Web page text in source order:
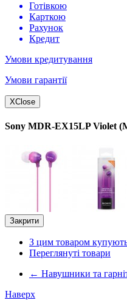
Готівкою
Карткою
Рахунок
Кредит
Умови кредитування
Умови гарантії
XClose
Sony MDR-EX15LP Violet
Закрити
З цим товаром
Переглянуті товари
← Навушники та
Наверх